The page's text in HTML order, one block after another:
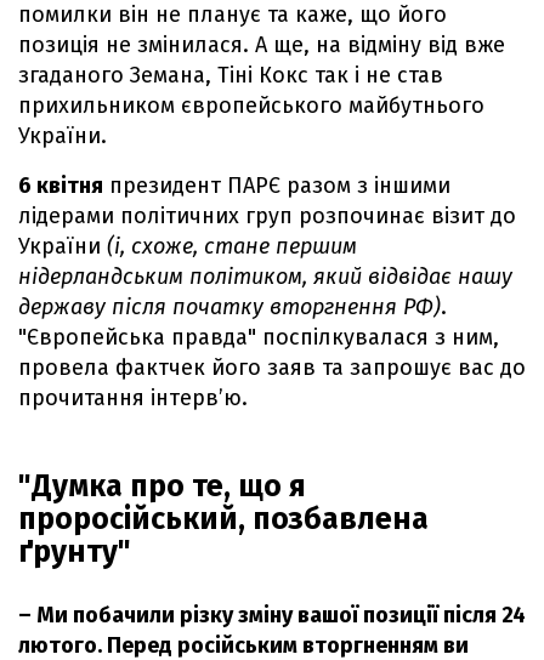
помилки він не планує та каже, що його
позиція не змінилася. А ще, на відміну від вже
згаданого Земана, Тіні Кокс так і не став
прихильником європейського майбутнього
України.
6 квітня президент ПАРЄ разом з іншими
лідерами політичних груп розпочинає візит до
України (і, схоже, стане першим
нідерландським політиком, який відвідає нашу
державу після початку вторгнення РФ).
"Європейська правда" поспілкувалася з ним,
провела фактчек його заяв та запрошує вас до
прочитання інтерв’ю.
"Думка про те, що я
проросійський, позбавлена
ґрунту"
– Ми побачили різку зміну вашої позиції після 24
лютого. Перед російським вторгненням ви